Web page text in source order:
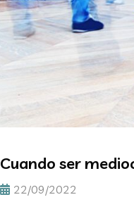
Cuando ser
22/09/2022